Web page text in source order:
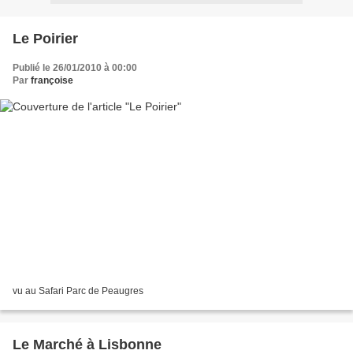
Le Poirier
Publié le 26/01/2010 à 00:00
Par françoise
vu au Safari Parc de Peaugres
Le Marché à Lisbonne